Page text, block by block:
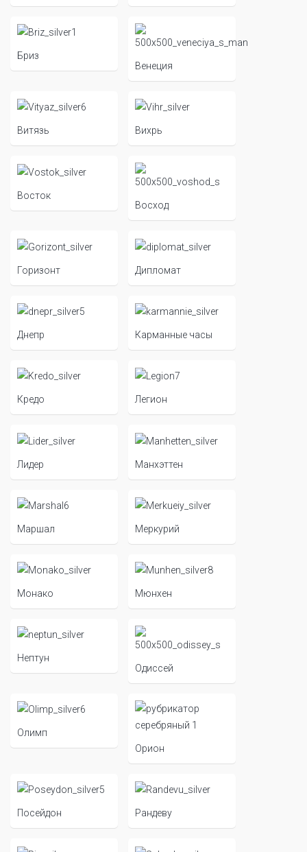
Бриз
Венеция
Витязь Вихрь
Восток
Восход
Горизонт Дипломат
Днепр Карманные часы
Кредо Легион
Лидер Манхэттен
Маршал Меркурий
Монако Мюнхен
Нептун
Одиссей
Олимп
Орион
Посейдон Рандеву